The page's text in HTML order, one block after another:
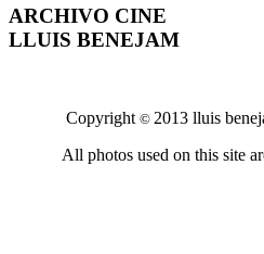
ARCHIVO CINE
LLUIS BENEJAM
Copyright © 2013 lluis
All photos used on this site